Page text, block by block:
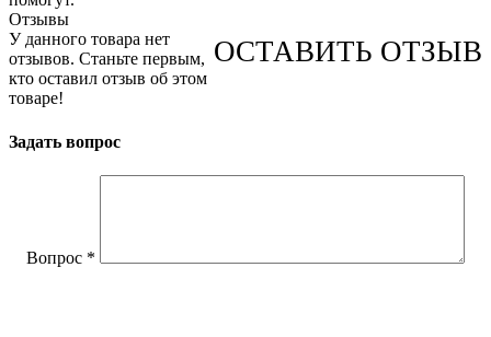
Отзывы
ОСТАВИТЬ ОТЗЫВ
У данного товара нет
отзывов. Станьте первым,
кто оставил отзыв об этом
товаре!
Задать вопрос
Вопрос *